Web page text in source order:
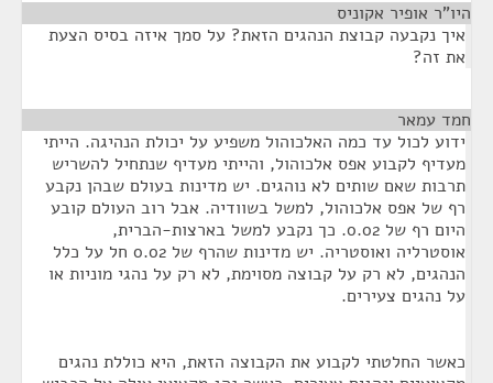
היו"ר אופיר אקוניס
איך נקבעה קבוצת הנהגים הזאת? על סמך איזה בסיס הצעת
את זה?
חמד עמאר
ידוע לכול עד כמה האלכוהול משפיע על יכולת הנהיגה. הייתי
מעדיף לקבוע אפס אלכוהול, והייתי מעדיף שנתחיל להשריש
תרבות שאם שותים לא נוהגים. יש מדינות בעולם שבהן נקבע
רף של אפס אלכוהול, למשל בשוודיה. אבל רוב העולם קובע
היום רף של 0.02. כך נקבע למשל בארצות-הברית,
אוסטרליה ואוסטריה. יש מדינות שהרף של 0.02 חל על כלל
הנהגים, לא רק על קבוצה מסוימת, לא רק על נהגי מוניות או
על נהגים צעירים.
כאשר החלטתי לקבוע את הקבוצה הזאת, היא כוללת נהגים